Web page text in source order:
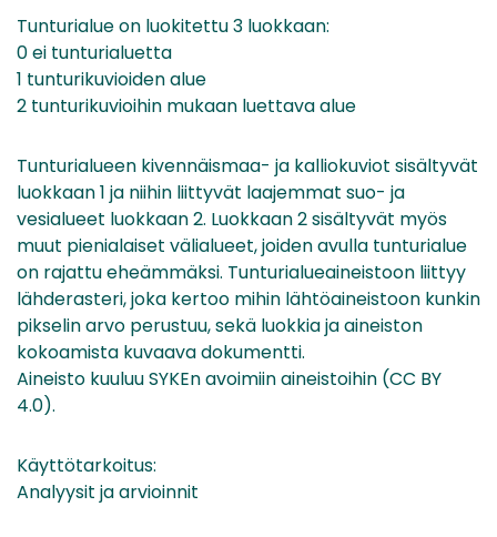
Tunturialue on luokitettu 3 luokkaan:
0 ei tunturialuetta
1 tunturikuvioiden alue
2 tunturikuvioihin mukaan luettava alue
Tunturialueen kivennäismaa- ja kalliokuviot sisältyvät
luokkaan 1 ja niihin liittyvät laajemmat suo- ja
vesialueet luokkaan 2. Luokkaan 2 sisältyvät myös
muut pienialaiset välialueet, joiden avulla tunturialue
on rajattu eheämmäksi. Tunturialueaineistoon liittyy
lähderasteri, joka kertoo mihin lähtöaineistoon kunkin
pikselin arvo perustuu, sekä luokkia ja aineiston
kokoamista kuvaava dokumentti.
Aineisto kuuluu SYKEn avoimiin aineistoihin (CC BY
4.0).
Käyttötarkoitus:
Analyysit ja arvioinnit